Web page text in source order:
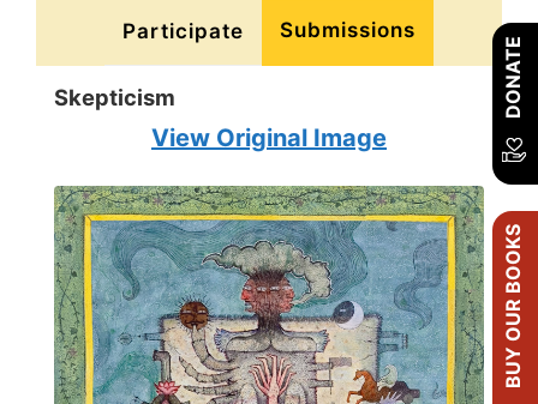
Participate Submissions
Skepticism
View Original Image
DONATE
BUY OUR BOOKS